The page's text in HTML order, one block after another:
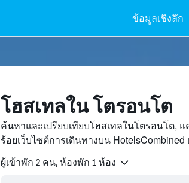
ข้อมูลเชิงลึก
โฮสเทลใน โตรอนโต
ค้นหาและเปรียบเทียบโฮสเทลในโตรอนโต,
ร้อยเว็บไซต์การเดินทางบน
ผู้เข้าพัก 2 คน, ห้องพัก 1 ห้อง